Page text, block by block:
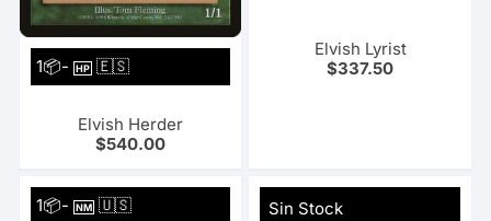
1📦-HP 🇪🇸
Elvish Herder
$540.00
Elvish Lyrist
$337.50
1📦-NM 🇺🇸 Sin Stock